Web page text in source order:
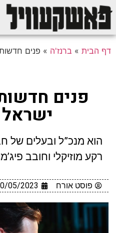
דף הבית » ברנז'ה » פנים
פנים
ישראל
הוא מנכ”ל ובעלים של
רקע מוזיקלי וחובב
פוסט אורח 05/2023